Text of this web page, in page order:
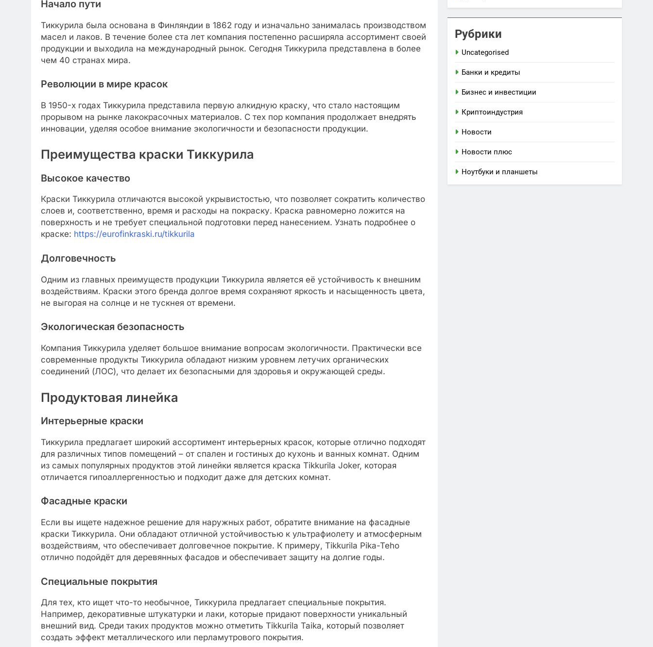
Начало пути
Тиккурила была основана в Финляндии в 1862 году и изначально занималась производством
масел и лаков. В течение более ста лет компания постепенно расширяла ассортимент своей
продукции и выходила на международный рынок. Сегодня Тиккурила представлена в более
чем 40 странах мира.
Революции в мире красок
В 1950-х годах Тиккурила представила первую алкидную краску, что стало настоящим
прорывом на рынке лакокрасочных материалов. С тех пор компания продолжает внедрять
инновации, уделяя особое внимание экологичности и безопасности продукции.
Преимущества краски Тиккурила
Высокое качество
Краски Тиккурила отличаются высокой укрывистостью, что позволяет сократить количество
слоев и, соответственно, время и расходы на покраску. Краска равномерно ложится на
поверхность и не требует специальной подготовки перед нанесением. Узнать подробнее о
краске: https://eurofinkraski.ru/tikkurila
Долговечность
Одним из главных преимуществ продукции Тиккурила является её устойчивость к внешним
воздействиям. Краски этого бренда долгое время сохраняют яркость и насыщенность цвета,
не выгорая на солнце и не тускнея от времени.
Экологическая безопасность
Компания Тиккурила уделяет большое внимание вопросам экологичности. Практически все
современные продукты Тиккурила обладают низким уровнем летучих органических
соединений (ЛОС), что делает их безопасными для здоровья и окружающей среды.
Продуктовая линейка
Интерьерные краски
Тиккурила предлагает широкий ассортимент интерьерных красок, которые отлично подходят
для различных типов помещений – от спален и гостиных до кухонь и ванных комнат. Одним
из самых популярных продуктов этой линейки является краска Tikkurila Joker, которая
отличается гипоаллергенностью и подходит даже для детских комнат.
Фасадные краски
Если вы ищете надежное решение для наружных работ, обратите внимание на фасадные
краски Тиккурила. Они обладают отличной устойчивостью к ультрафиолету и атмосферным
воздействиям, что обеспечивает долговечное покрытие. К примеру, Tikkurila Pika-Teho
отлично подойдёт для деревянных фасадов и обеспечивает защиту на долгие годы.
Специальные покрытия
Для тех, кто ищет что-то необычное, Тиккурила предлагает специальные покрытия.
Например, декоративные штукатурки и лаки, которые придают поверхности уникальный
внешний вид. Среди таких продуктов можно отметить Tikkurila Taika, который позволяет
создать эффект металлического или перламутрового покрытия.
Рубрики
Uncategorised
Банки и кредиты
Бизнес и инвестиции
Криптоиндустрия
Новости
Новости плюс
Ноутбуки и планшеты